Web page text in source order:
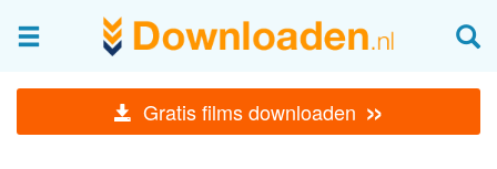
Gratis films downloaden »
Afbeeldingen & fotografie
Beheren en bekijken